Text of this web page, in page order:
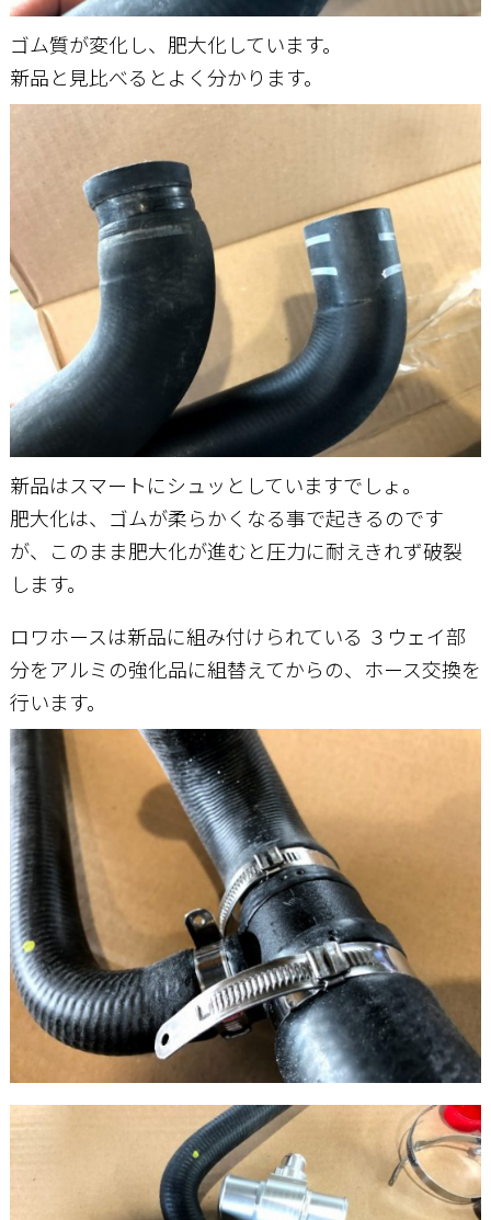
ゴム質が変化し、肥大化しています。
新品と見比べるとよく分かります。
新品はスマートにシュッとしていますでしょ。
肥大化は、ゴムが柔らかくなる事で起きるのです
が、このまま肥大化が進むと圧力に耐えきれず破裂
します。
ロワホースは新品に組み付けられている ３ウェイ部
分をアルミの強化品に組替えてからの、ホース交換を
行います。